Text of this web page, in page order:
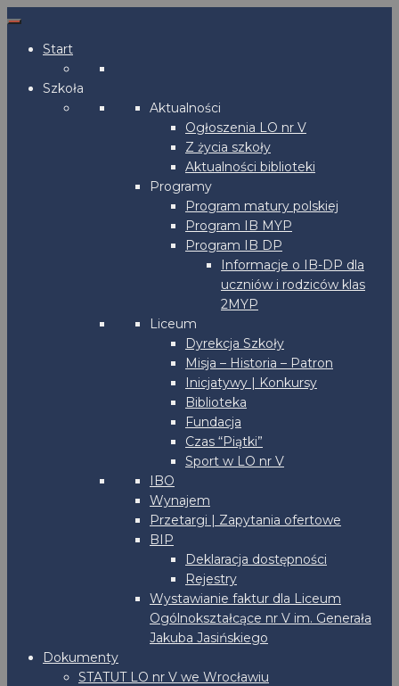
Start
Szkoła
Aktualności
Ogłoszenia LO nr V
Z życia szkoły
Aktualności biblioteki
Programy
Program matury polskiej
Program IB MYP
Program IB DP
Informacje o IB-DP dla
uczniów i rodziców klas
2MYP
Liceum
Dyrekcja Szkoły
Misja – Historia – Patron
Inicjatywy | Konkursy
Biblioteka
Fundacja
Czas “Piątki”
Sport w LO nr V
IBO
Wynajem
Przetargi | Zapytania ofertowe
BIP
Deklaracja dostępności
Rejestry
Wystawianie faktur dla Liceum
Ogólnokształcące nr V im. Generała
Jakuba Jasińskiego
Dokumenty
STATUT LO nr V we Wrocławiu